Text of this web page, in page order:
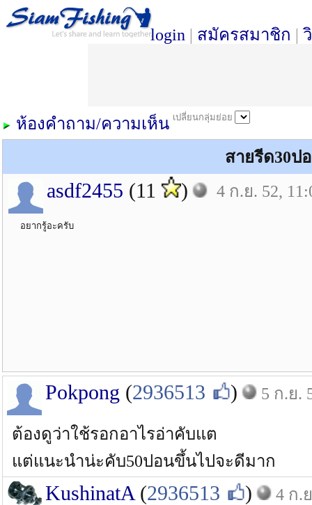
login | สมัครสมาชิก |
เปลี่ยนกลุ่มย่อย
ห้องคำถาม/ความเห็น
สายรีด30ป
asdf2455 (11 ) 4 ก.ย. 52,
อยากรู้อะครับ
Pokpong (2936513 ) 5 ก.ย.
ต้องดูว่าใช้รอกอาไรอ่าคับแต
แต่แนะนำน่ะคับ50ปอนขึ้นไปจะดีมาก
KushinatA (2936513 ) 4 ก.